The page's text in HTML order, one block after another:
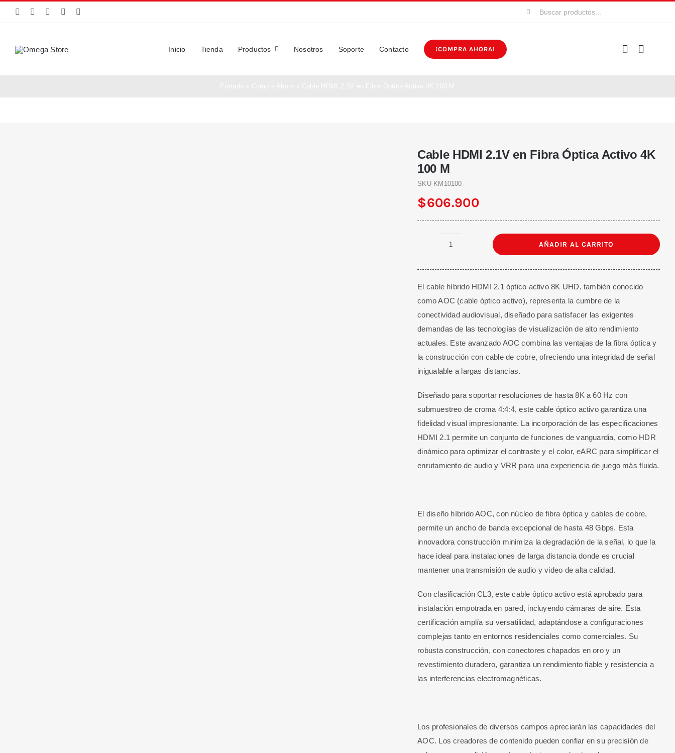
Buscar:
Inicio Tienda Productos Nosotros Soporte Contacto ¡COMPRA AHORA!
Cable HDMI 2.1V en Fibra Óptica Activo 4K
100 M
SKU KM10100
$606.900
Fibra
AÑADIR AL CARRITO
El cable híbrido HDMI 2.1 óptico activo 8K UHD, también conocido
como AOC (cable óptico activo), representa la cumbre de la
conectividad audiovisual, diseñado para satisfacer las exigentes
demandas de las tecnologías de visualización de alto rendimiento
actuales. Este avanzado AOC combina las ventajas de la fibra óptica y
la construcción con cable de cobre, ofreciendo una integridad de señal
inigualable a largas distancias.
Diseñado para soportar resoluciones de hasta 8K a 60 Hz con
submuestreo de croma 4:4:4, este cable óptico activo garantiza una
fidelidad visual impresionante. La incorporación de las especificaciones
HDMI 2.1 permite un conjunto de funciones de vanguardia, como HDR
dinámico para optimizar el contraste y el color, eARC para simplificar el
enrutamiento de audio y VRR para una experiencia de juego más fluida.
El diseño híbrido AOC, con núcleo de fibra óptica y cables de cobre,
permite un ancho de banda excepcional de hasta 48 Gbps. Esta
innovadora construcción minimiza la degradación de la señal, lo que la
hace ideal para instalaciones de larga distancia donde es crucial
mantener una transmisión de audio y video de alta calidad.
Con clasificación CL3, este cable óptico activo está aprobado para
instalación empotrada en pared, incluyendo cámaras de aire. Esta
certificación amplía su versatilidad, adaptándose a configuraciones
complejas tanto en entornos residenciales como comerciales. Su
robusta construcción, con conectores chapados en oro y un
revestimiento duradero, garantiza un rendimiento fiable y resistencia a
las interferencias electromagnéticas.
Los profesionales de diversos campos apreciarán las capacidades del
AOC. Los creadores de contenido pueden confiar en su precisión de